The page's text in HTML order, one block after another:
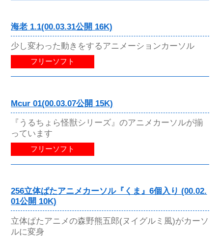
海老 1.1(00.03.31公開 16K)
少し変わった動きをするアニメーションカーソル
フリーソフト
Mcur 01(00.03.07公開 15K)
『うるちょら怪獣シリーズ』のアニメカーソルが揃
っています
フリーソフト
256立体ぱたアニメカーソル『くま』6個入り (00.02.
01公開 10K)
立体ぱたアニメの森野熊五郎(ヌイグルミ風)がカーソ
ルに変身